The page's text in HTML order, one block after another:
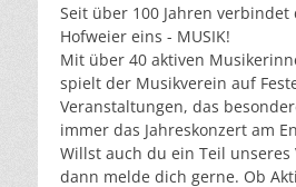
Seit über 100 Jahren
Hofweier eins - MUSIK!
Mit über 40 aktiven
spielt der Musikverein auf
Veranstaltungen, das
immer das Jahreskonzert am
Willst auch du ein Teil unseres
dann melde dich gerne. Ob